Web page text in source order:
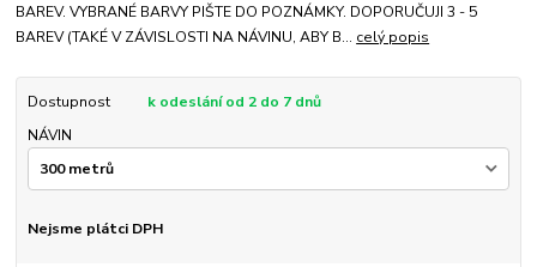
BAREV. VYBRANÉ BARVY PIŠTE DO POZNÁMKY. DOPORUČUJI 3 - 5
BAREV (TAKÉ V ZÁVISLOSTI NA NÁVINU, ABY B... celý popis
Dostupnost
k odeslání od 2 do 7 dnů
NÁVIN
Nejsme plátci DPH